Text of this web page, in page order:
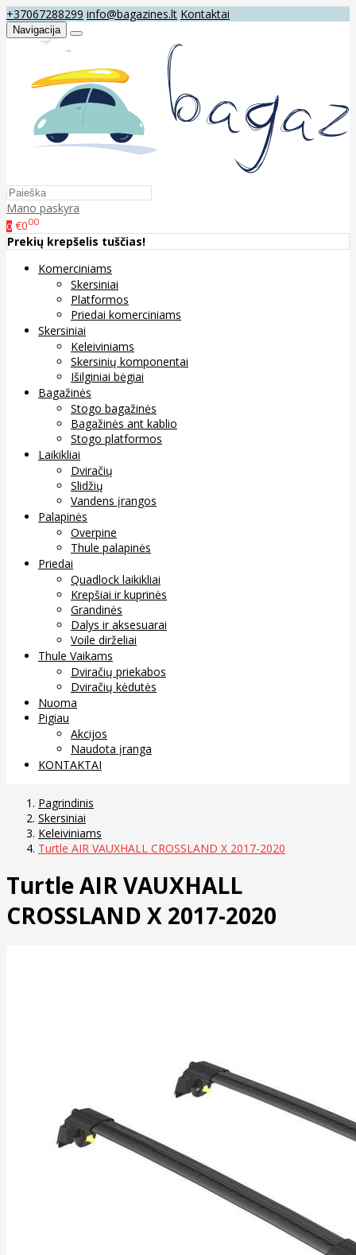
+37067288299 info@bagazines.lt Kontaktai
Navigacija
Mano paskyra
0 €000
Prekių krepšelis tuščias!
Komerciniams
Skersiniai
Platformos
Priedai komerciniams
Skersiniai
Keleiviniams
Skersinių komponentai
Išilginiai bėgiai
Bagažinės
Stogo bagažinės
Bagažinės ant kablio
Stogo platformos
Laikikliai
Dviračių
Slidžių
Vandens įrangos
Palapinės
Overpine
Thule palapinės
Priedai
Quadlock laikikliai
Krepšiai ir kuprinės
Grandinės
Dalys ir aksesuarai
Voile dirželiai
Thule Vaikams
Dviračių priekabos
Dviračių kėdutės
Nuoma
Pigiau
Akcijos
Naudota įranga
KONTAKTAI
Pagrindinis
Skersiniai
Keleiviniams
Turtle AIR VAUXHALL CROSSLAND X 2017-2020
Turtle AIR VAUXHALL
CROSSLAND X 2017-2020